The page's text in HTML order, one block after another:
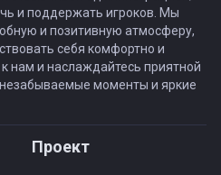
и поддержать игроков. Мы
и позитивную атмосферу,
себя комфортно и
нам и наслаждайтесь приятной
моменты и яркие
Проект